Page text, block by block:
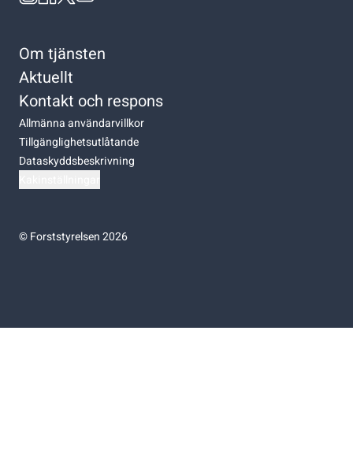
Om tjänsten
Aktuellt
Kontakt och respons
Allmänna användarvillkor
Tillgänglighetsutlåtande
Dataskyddsbeskrivning
©Forststyrelsen 2026